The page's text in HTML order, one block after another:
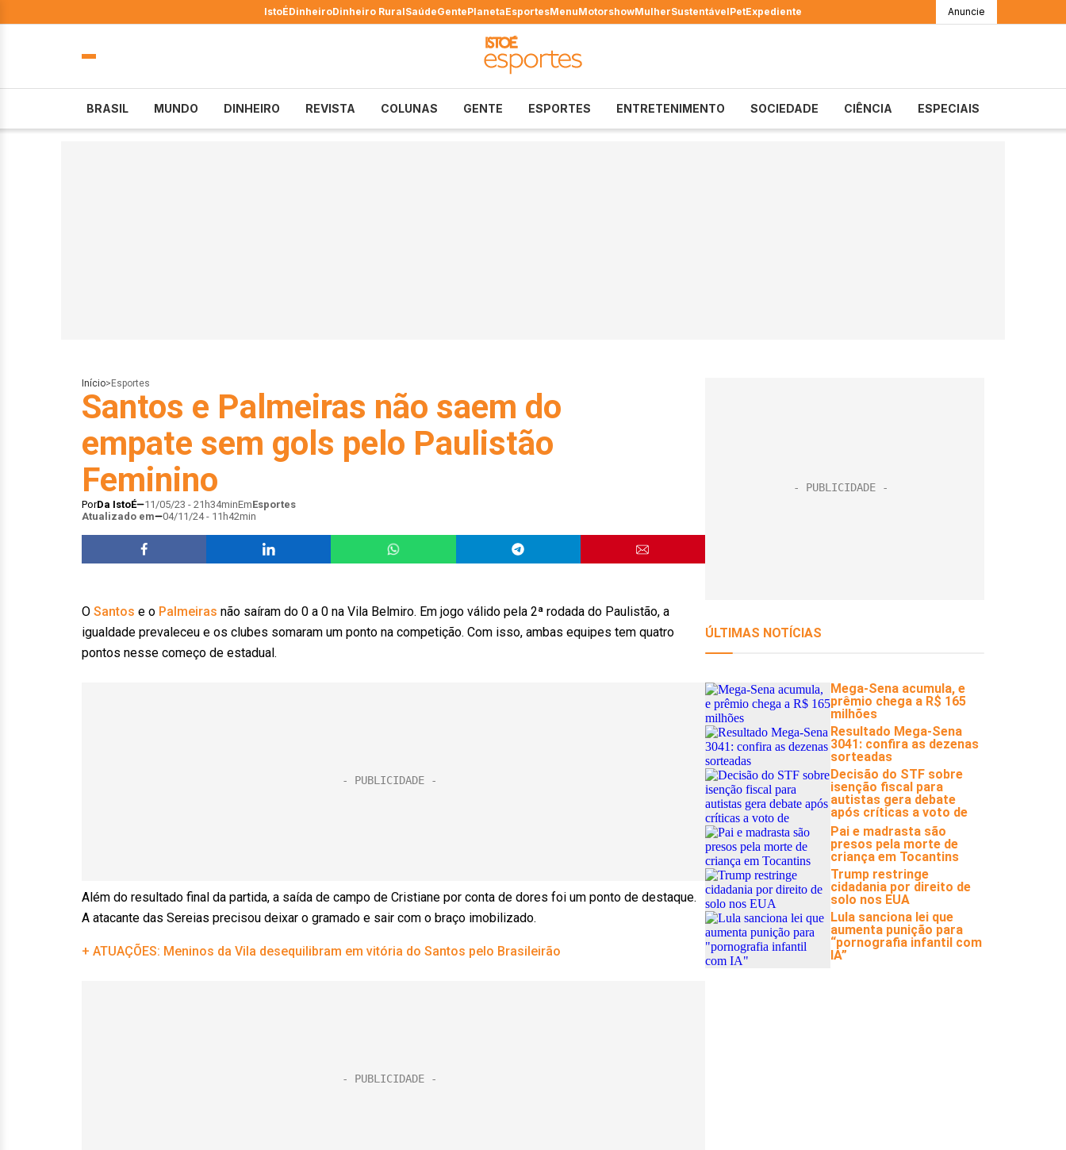
IstoÉDinheiroDinheiro RuralSaúdeGentePlanetaEsportesMenuMotorshowMulherSustentávelPetExpediente Anuncie
BRASIL MUNDO DINHEIRO REVISTA COLUNAS GENTE ESPORTES ENTRETENIMENTO SOCIEDADE CIÊNCIA ESPECIAIS
Início> Esportes
Santos e Palmeiras não saem do
empate sem gols pelo Paulistão
Feminino
PorDa IstoÉ 11/05/23 - 21h34minEmEsportes
Atualizado em
04/11/24 - 11h42min
O Santos e o Palmeiras não saíram do 0 a 0 na Vila Belmiro. Em jogo válido pela 2ª rodada do Paulistão, a
igualdade prevaleceu e os clubes somaram um ponto na competição. Com isso, ambas equipes tem quatro
pontos nesse começo de estadual.
Além do resultado final da partida, a saída de campo de Cristiane por conta de dores foi um ponto de destaque.
A atacante das Sereias precisou deixar o gramado e sair com o braço imobilizado.
+ ATUAÇÕES: Meninos da Vila desequilibram em vitória do Santos pelo Brasileirão